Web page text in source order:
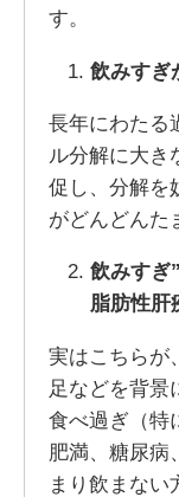
す。
飲みすぎ
長年にわたる
ル分解に大き
促し、分解を
がどんどんた
飲みすぎ
脂肪性肝
実はこちらが
足などを背景
食べ過ぎ（特
肥満、糖尿病
まり飲まない